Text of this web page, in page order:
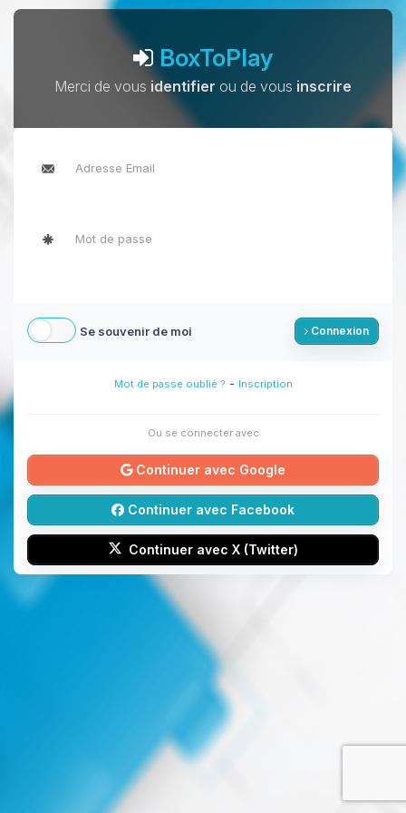
BoxToPlay
Merci de vous identifier ou de vous inscrire
Se souvenir de moi Connexion
Mot de passe oublié ? - Inscription
Ou se connecter avec
Continuer avec Google
Continuer avec Facebook
Continuer avec X (Twitter)